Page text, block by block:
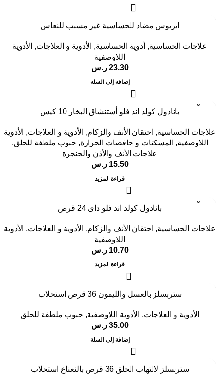
ايريوس مضاد للحساسية غير مسبب للنعاس
علاجات الحساسية, أدوية الحساسية, الأدوية و العلاجات, الأدوية
اللاوصفية
23.30 ر.س
إضافة إلى السلة
SOLD
بانادول كولد اند فلو أستنشاق البخار 10 كيس
علاجات الحساسية, احتقان الأنف والزكام, الأدوية و العلاجات, الأدوية
اللاوصفية, المسكنات و خافضات الحرارة, حبوب ملطفة للحلق,
علاجات الأنف والأذن والحنجرة
15.50 ر.س
قراءة المزيد
SOLD
بانادول كولد اند فلو داى 24 قرص
علاجات الحساسية, احتقان الأنف والزكام, الأدوية و العلاجات, الأدوية
اللاوصفية
10.70 ر.س
قراءة المزيد
ستربسلز بالعسل والليمون 36 قرص استحلاب
الأدوية و العلاجات, الأدوية اللاوصفية, حبوب ملطفة للحلق
35.00 ر.س
إضافة إلى السلة
ستربسلز لالتهاب الحلق 36 قرص بالنعناع استحلاب